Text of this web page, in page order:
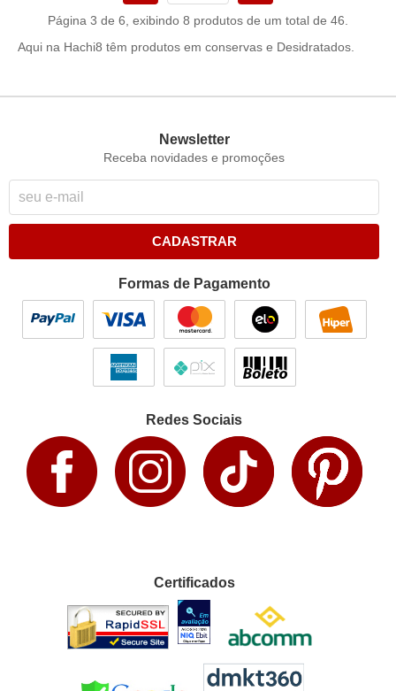
Página 3 de 6, exibindo 8 produtos de um total de 46.
Aqui na Hachi8 têm produtos em conservas e Desidratados.
Newsletter
Receba novidades e promoções
CADASTRAR
Formas de Pagamento
Redes Sociais
Certificados